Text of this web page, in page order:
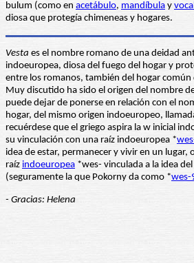
bulum (como en acetábulo, mandíbula y
diosa que protegía chimeneas y hogares.
Vesta es el nombre romano de una deidad
indoeuropea, diosa del fuego del hogar y
entre los romanos, también del hogar
Muy discutido ha sido el origen del nombre
puede dejar de ponerse en relación con el
hogar, del mismo origen indoeuropeo,
recuérdese que el griego aspira la w inicial
su vinculación con una raíz indoeuropea *
idea de estar, permanecer y vivir en un lugar,
raíz indoeuropea *wes- vinculada a la idea
(seguramente la que Pokorny da como *wes-
- Gracias: Helena